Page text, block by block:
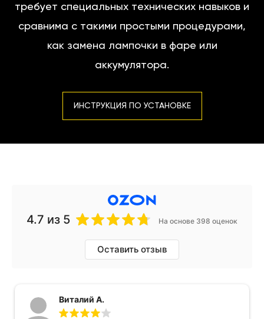
требует специальных технических навыков и
сравнима с такими простыми процедурами,
как замена лампочки в фаре или
аккумулятора.
ИНСТРУКЦИЯ ПО УСТАНОВКЕ
4.7 из 5 На основе 398 оценок
Оставить отзыв
Виталий А.